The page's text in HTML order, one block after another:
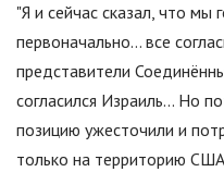
"Я и сейчас сказал, что
первоначально… все
представители
согласился Израиль... Но
позицию ужесточили и
только на территорию